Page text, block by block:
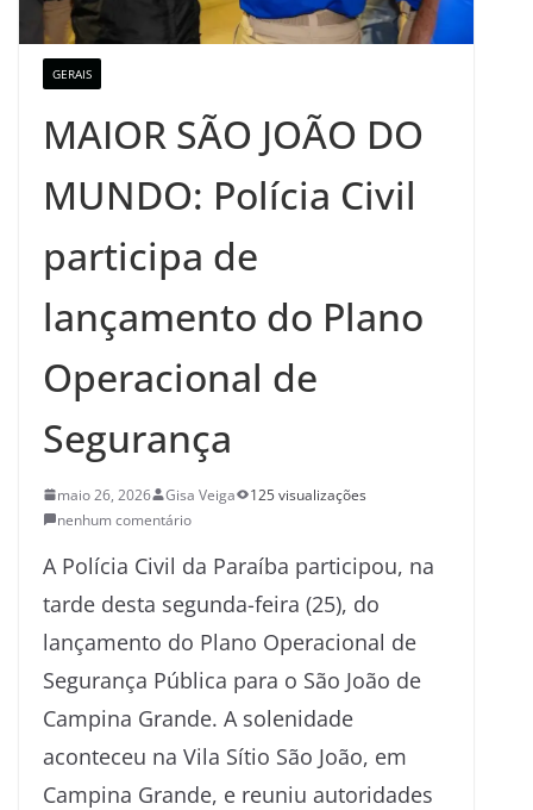
GERAIS
MAIOR SÃO JOÃO DO
MUNDO: Polícia Civil
participa de
lançamento do Plano
Operacional de
Segurança
maio 26, 2026 Gisa Veiga
125 visualizações
nenhum comentário
A Polícia Civil da Paraíba participou, na
tarde desta segunda-feira (25), do
lançamento do Plano Operacional de
Segurança Pública para o São João de
Campina Grande. A solenidade
aconteceu na Vila Sítio São João, em
Campina Grande, e reuniu autoridades